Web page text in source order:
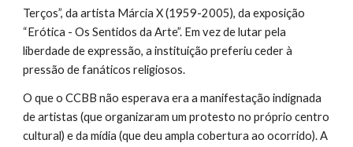
Terços”, da artista Márcia X (1959-2005), da exposição
“Erótica - Os Sentidos da Arte”. Em vez de lutar pela
liberdade de expressão, a instituição preferiu ceder à
pressão de fanáticos religiosos.
O que o CCBB não esperava era a manifestação indignada
de artistas (que organizaram um protesto no próprio centro
cultural) e da mídia (que deu ampla cobertura ao ocorrido). A